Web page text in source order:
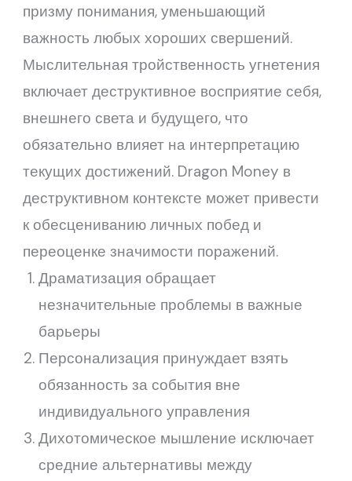
призму понимания, уменьшающий
важность любых хороших свершений.
Мыслительная тройственность угнетения
включает деструктивное восприятие себя,
внешнего света и будущего, что
обязательно влияет на интерпретацию
текущих достижений. Dragon Money в
деструктивном контексте может привести
к обесцениванию личных побед и
переоценке значимости поражений.
Драматизация обращает
незначительные проблемы в важные
барьеры
Персонализация принуждает взять
обязанность за события вне
индивидуального управления
Дихотомическое мышление исключает
средние альтернативы между